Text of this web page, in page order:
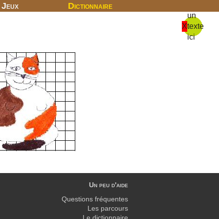
Jeux Dictionnaire
X
un
texte
ici
Un peu d'aide
Questions fréquentes
Les parcours